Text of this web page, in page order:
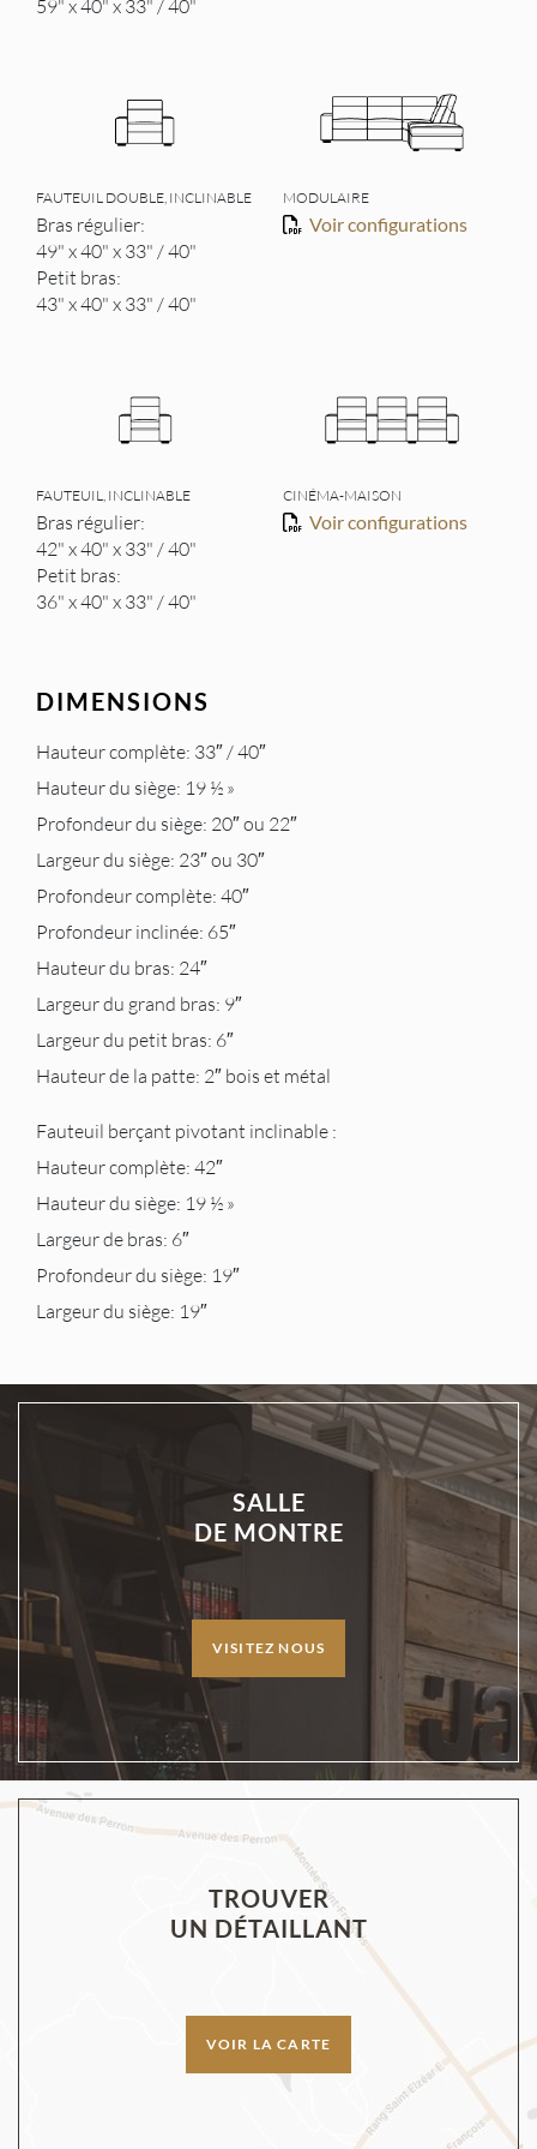
59" x 40" x 33" / 40"
FAUTEUIL DOUBLE, INCLINABLE
Bras régulier:
49" x 40" x 33" / 40"
Petit bras:
43" x 40" x 33" / 40"
MODULAIRE
Voir configurations
FAUTEUIL, INCLINABLE
Bras régulier:
42" x 40" x 33" / 40"
Petit bras:
36" x 40" x 33" / 40"
CINÉMA-MAISON
Voir configurations
DIMENSIONS
Hauteur complète: 33″ / 40″
Hauteur du siège: 19 ½ »
Profondeur du siège: 20″ ou 22″
Largeur du siège: 23″ ou 30″
Profondeur complète: 40″
Profondeur inclinée: 65″
Hauteur du bras: 24″
Largeur du grand bras: 9″
Largeur du petit bras: 6″
Hauteur de la patte: 2″ bois et métal
Fauteuil berçant pivotant inclinable :
Hauteur complète: 42″
Hauteur du siège: 19 ½ »
Largeur de bras: 6″
Profondeur du siège: 19″
Largeur du siège: 19″
SALLE
DE MONTRE
VISITEZ NOUS
TROUVER
UN DÉTAILLANT
VOIR LA CARTE